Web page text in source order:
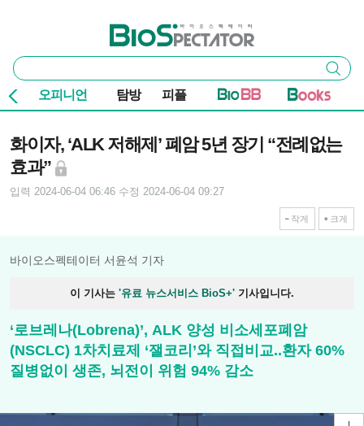
바이오스펙테이터
통
합
검
색
검색
오피니언 탐방 피플
화이자, ‘ALK 저해제’ 폐암 5년 장기 “전례없는
효과”
입력 2024-06-04 06:46 수정 2024-06-04 09:27
작게 크게
바이오스펙테이터 서윤석 기자
이 기사는 '유료 뉴스서비스 BioS+' 기사입니다.
‘로브레나(Lobrena)’, ALK 양성 비소세포폐암
(NSCLC) 1차치료제 ‘잴코리’와 직접비교..환자 60%
질병없이 생존, 뇌전이 위험 94% 감소